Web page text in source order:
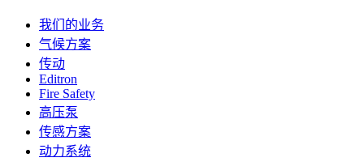
我们的业务
气候方案
传动
Editron
Fire Safety
高压泵
传感方案
动力系统